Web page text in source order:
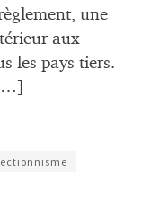
une
aux
les pays tiers.